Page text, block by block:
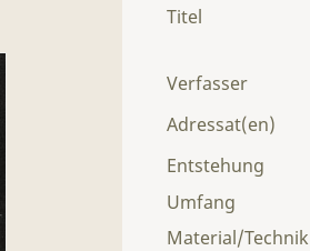
Titel
Verfasser
Adressat(en)
Entstehung
Umfang
Material/Technik